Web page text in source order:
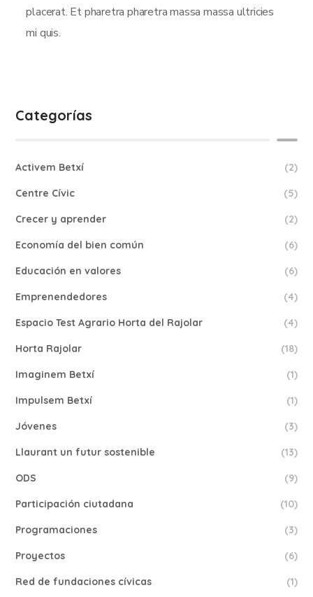
placerat. Et pharetra pharetra massa massa ultricies
mi quis.
Categorías
Activem Betxí (2)
Centre Cívic (5)
Crecer y aprender (2)
Economía del bien común (6)
Educación en valores (6)
Emprenendedores (4)
Espacio Test Agrario Horta del Rajolar (4)
Horta Rajolar (18)
Imaginem Betxí (1)
Impulsem Betxí (1)
Jóvenes (3)
Llaurant un futur sostenible (13)
ODS (9)
Participación ciutadana (10)
Programaciones (3)
Proyectos (6)
Red de fundaciones cívicas (1)